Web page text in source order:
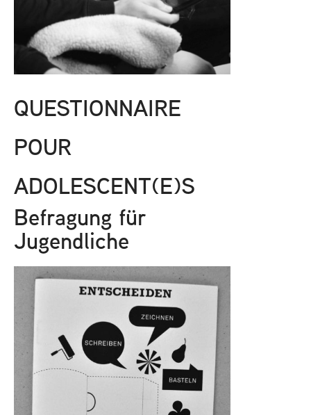
QUESTIONNAIRE
POUR
ADOLESCENT(E)S
Befragung für
Jugendliche